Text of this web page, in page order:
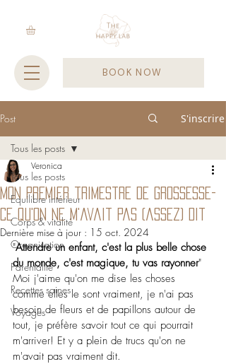
BOOK NOW
Post S'inscrire
Tous les posts
Equilibre intérieur
Corps & vitalité
Organisation
Parentalité
Recettes saines
Voyages
Tous les posts
Mon premier trimestre de grossesse-
ce qu'on ne m'avait pas (assez) dit
Veronica
Dernière mise à jour : 15 oct. 2024
"Attendre un enfant, c'est la plus belle chose
du monde, c'est magique, tu vas rayonner"
Moi j'aime qu'on me dise les choses
comme elles le sont vraiment, je n'ai pas
besoin de fleurs et de papillons autour de
tout, je préfère savoir tout ce qui pourrait
m'arriver! Et y a plein de trucs qu'on ne
m'avait pas vraiment dit.